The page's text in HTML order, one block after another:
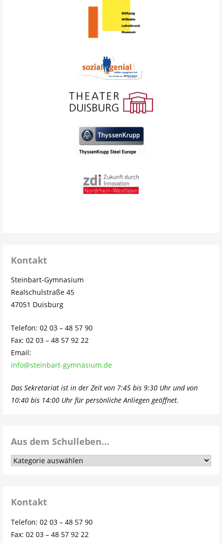
Kontakt
Steinbart-Gymnasium
Realschulstraße 45
47051 Duisburg
Telefon: 02 03 – 48 57 90
Fax: 02 03 – 48 57 92 22
Email:
info@steinbart-gymnasium.de
Das Sekretariat ist in der Zeit von 7:45 bis 9:30 Uhr und von
10:40 bis 14:00 Uhr für persönliche Anliegen geöffnet.
Aus dem Schulleben…
Aus
Kontakt
Telefon: 02 03 – 48 57 90
Fax: 02 03 – 48 57 92 22